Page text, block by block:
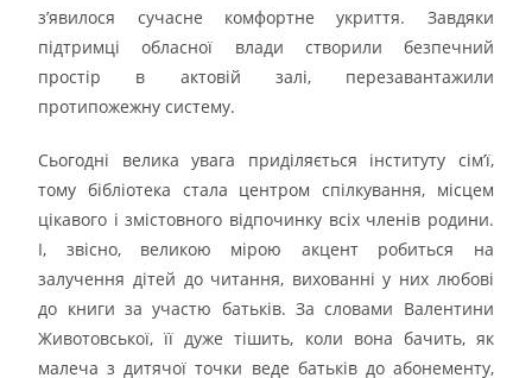
з’явилося сучасне комфортне укриття. Завдяки
підтримці обласної влади створили безпечний
простір в актовій залі, перезавантажили
протипожежну систему.
Сьогодні велика увага приділяється інституту сім’ї,
тому бібліотека стала центром спілкування, місцем
цікавого і змістовного відпочинку всіх членів родини.
І, звісно, великою мірою акцент робиться на
залучення дітей до читання, вихованні у них любові
до книги за участю батьків. За словами Валентини
Животовської, її дуже тішить, коли вона бачить, як
малеча з дитячої точки веде батьків до абонементу,